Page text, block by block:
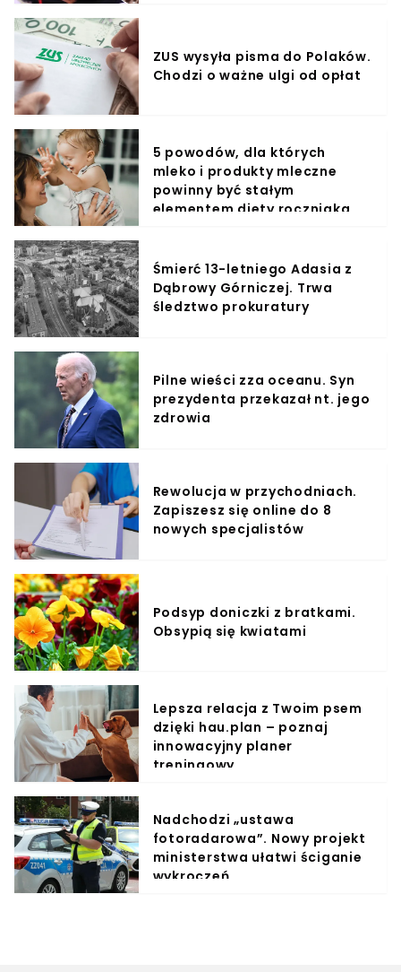
ZUS wysyła pisma do Polaków.
Chodzi o ważne ulgi od opłat
5 powodów, dla których
mleko i produkty mleczne
powinny być stałym
elementem diety roczniaka
Śmierć 13-letniego Adasia z
Dąbrowy Górniczej. Trwa
śledztwo prokuratury
Pilne wieści zza oceanu. Syn
prezydenta przekazał nt. jego
zdrowia
Rewolucja w przychodniach.
Zapiszesz się online do 8
nowych specjalistów
Podsyp doniczki z bratkami.
Obsypią się kwiatami
Lepsza relacja z Twoim psem
dzięki hau.plan – poznaj
innowacyjny planer
treningowy
Nadchodzi „ustawa
fotoradarowa”. Nowy projekt
ministerstwa ułatwi ściganie
wykroczeń